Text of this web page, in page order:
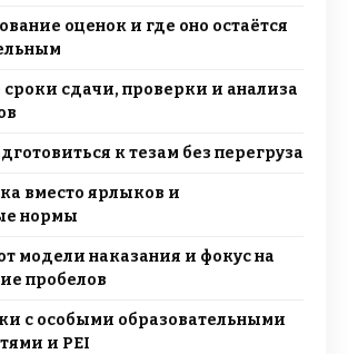
оценок и где оно остаётся
сдачи, проверки и анализа
к тезам без перегруза
вместо ярлыков и
нормы
модели наказания и фокус на
пробелов
с особыми образовательными
и PEI